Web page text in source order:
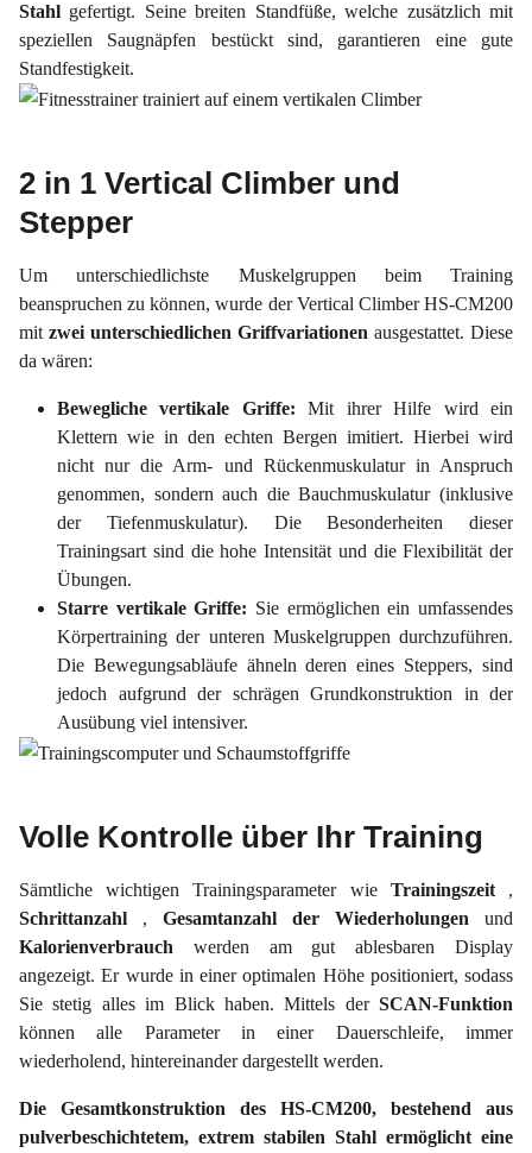
Stahl gefertigt. Seine breiten Standfüße, welche zusätzlich mit
speziellen Saugnäpfen bestückt sind, garantieren eine gute
Standfestigkeit.
2 in 1 Vertical Climber und
Stepper
Um unterschiedlichste Muskelgruppen beim Training
beanspruchen zu können, wurde der Vertical Climber HS-CM200
mit zwei unterschiedlichen Griffvariationen ausgestattet. Diese
da wären:
Bewegliche vertikale Griffe:Mit ihrer Hilfe wird ein
Klettern wie in den echten Bergen imitiert. Hierbei wird
nicht nur die Arm- und Rückenmuskulatur in Anspruch
genommen, sondern auch die Bauchmuskulatur (inklusive
der Tiefenmuskulatur). Die Besonderheiten dieser
Trainingsart sind die hohe Intensität und die Flexibilität der
Übungen.
Starre vertikale Griffe: Sie ermöglichen ein umfassendes
Körpertraining der unteren Muskelgruppen durchzuführen.
Die Bewegungsabläufe ähneln deren eines Steppers, sind
jedoch aufgrund der schrägen Grundkonstruktion in der
Ausübung viel intensiver.
Volle Kontrolle über Ihr Training
Sämtliche wichtigen Trainingsparameter wie Trainingszeit ,
Schrittanzahl , Gesamtanzahl der Wiederholungen und
Kalorienverbrauch werden am gut ablesbaren Display
angezeigt. Er wurde in einer optimalen Höhe positioniert, sodass
Sie stetig alles im Blick haben. Mittels der SCAN-Funktion
können alle Parameter in einer Dauerschleife, immer
wiederholend, hintereinander dargestellt werden.
Die Gesamtkonstruktion des HS-CM200, bestehend aus
pulverbeschichtetem, extrem stabilen Stahl ermöglicht eine